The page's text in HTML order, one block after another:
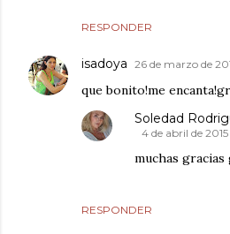
RESPONDER
isadoya 26 de marzo de
que bonito!me
RESPONDER
Soledad
4 de abril de
muchas gracias